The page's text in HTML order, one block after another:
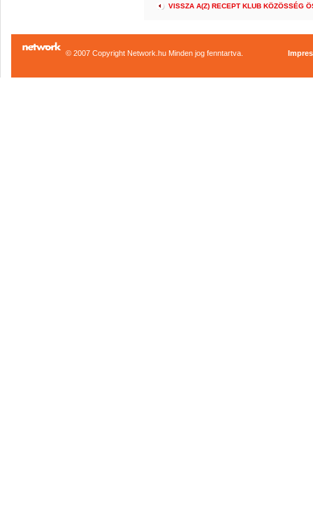
VISSZA A(Z) RECEPT KLUB KÖZÖSSÉG
© 2007 Copyright Network.hu Minden jog fenntartva.